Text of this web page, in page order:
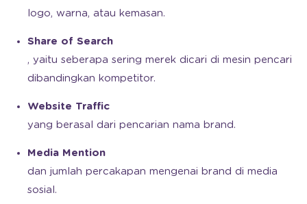
logo, warna, atau kemasan.
Share of Search
, yaitu seberapa sering merek dicari di mesin pencari
dibandingkan kompetitor.
Website Traffic
yang berasal dari pencarian nama brand.
Media Mention
dan jumlah percakapan mengenai brand di media
sosial.